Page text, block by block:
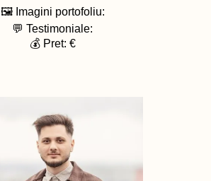
🖼️ Imagini portofoliu:
💬 Testimoniale:
💰 Pret: €